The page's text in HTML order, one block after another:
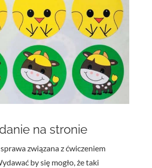
na stronie
związana z ćwiczeniem
by się mogło, że taki